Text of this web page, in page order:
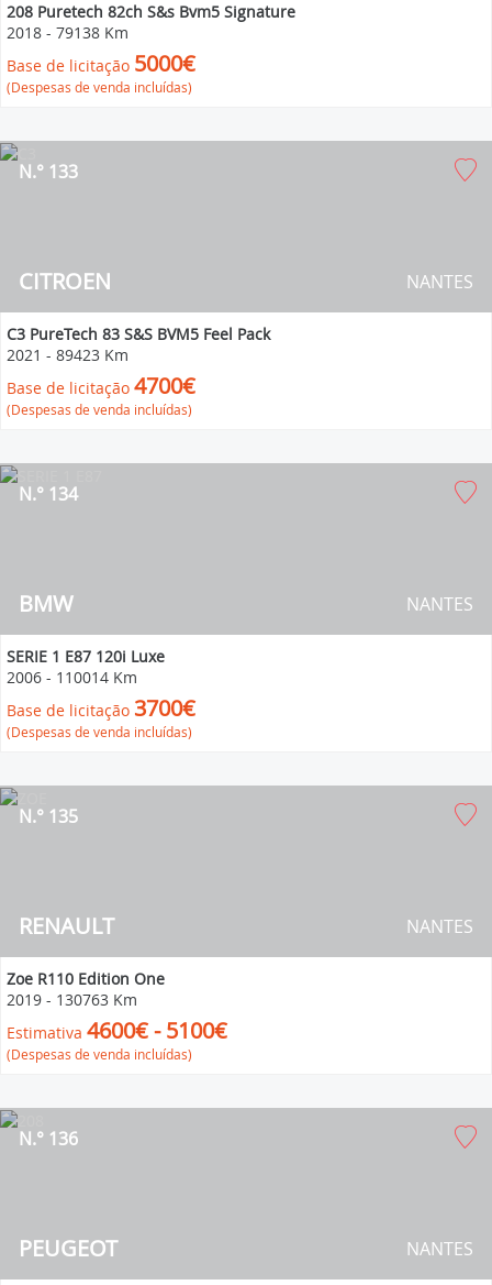
208 Puretech 82ch S&s Bvm5 Signature
2018 - 79138 Km
Base de licitação 5000€
(Despesas de venda incluídas)
CITROEN
N.° 133
NANTES
C3 PureTech 83 S&S BVM5 Feel Pack
2021 - 89423 Km
Base de licitação 4700€
(Despesas de venda incluídas)
BMW
N.° 134
NANTES
SERIE 1 E87 120i Luxe
2006 - 110014 Km
Base de licitação 3700€
(Despesas de venda incluídas)
RENAULT
N.° 135
NANTES
Zoe R110 Edition One
2019 - 130763 Km
Estimativa 4600€ - 5100€
(Despesas de venda incluídas)
PEUGEOT
N.° 136
NANTES